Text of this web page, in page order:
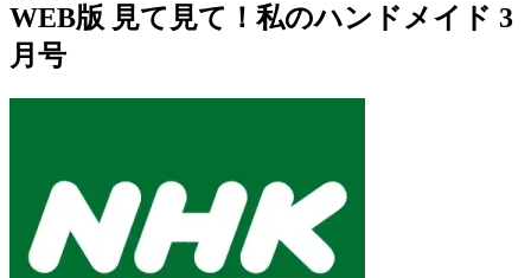
WEB版 見て見て！私のハンドメイド 3
月号